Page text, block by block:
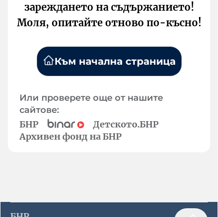
зареждането на съдържанието!
Моля, опитайте отново по-късно!
Към начална страница
Или проверете още от нашите
сайтове:
БНР
Детското.БНР
Архивен фонд на БНР